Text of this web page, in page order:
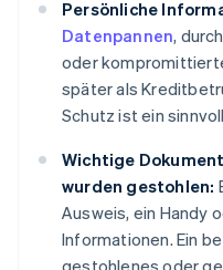
Persönliche
Datenpannen,
oder
später als
Schutz ist ein
Wichtige
wurden gestohlen:
Ausweis, ein Handy
Informationen. Ein